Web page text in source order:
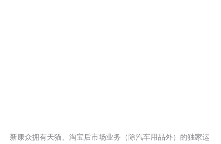
新康众拥有天猫、淘宝后市场业务（除汽车用品外）的独家运